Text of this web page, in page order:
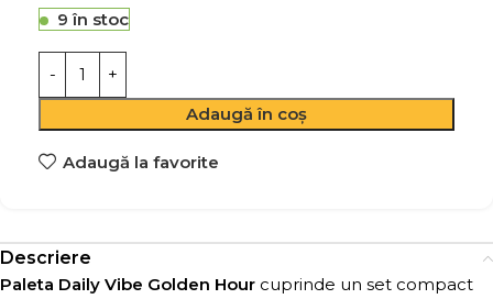
9 în stoc
Adaugă în coș
Adaugă la favorite
Descriere
Paleta Daily Vibe Golden Hour cuprinde un set compact